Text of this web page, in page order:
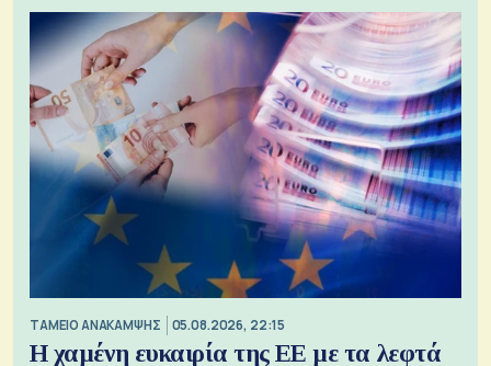
ΤΑΜΕΙΟ ΑΝΑΚΑΜΨΗΣ 05.08.2026, 22:15
Η χαμένη ευκαιρία της ΕΕ με τα λεφτά